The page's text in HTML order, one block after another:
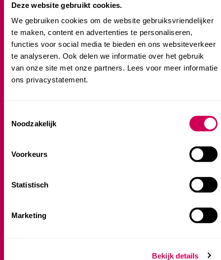
Deze website gebruikt cookies.
We gebruiken cookies om de website gebruiksvriendelijker
te maken, content en advertenties te personaliseren,
functies voor social media te bieden en ons websiteverkeer
te analyseren. Ook delen we informatie over het gebruik
van onze site met onze partners. Lees voor meer informatie
ons privacystatement.
Selection
Noodzakelijk
Voorkeurs
Statistisch
Marketing
Bekijk details
Over ons
Contact
Partners
Samen met jou
Kinderdagverblijf
Buitenschoolse opvang (BSO)
Veelgestelde vragen